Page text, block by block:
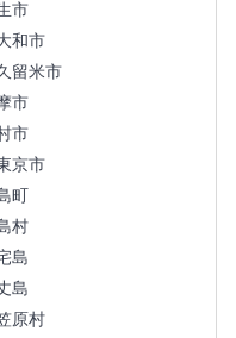
市
和市
留米市
市
市
京市
町
村
島
島
原村